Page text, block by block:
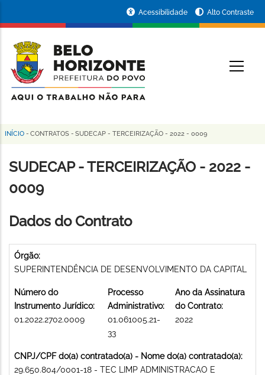
conteúdo
principal
da
Prefeitura
de
Horizonte
Acessibilidade Alto Contraste
Trilha
de
navegação
INÍCIO - CONTRATOS - SUDECAP - TERCEIRIZAÇÃO - 2022 - 0009
SUDECAP - TERCEIRIZAÇÃO - 2022 -
0009
Dados do Contrato
Órgão:
SUPERINTENDÊNCIA DE DESENVOLVIMENTO DA CAPITAL
Número do
Instrumento Jurídico:
01.2022.2702.0009
Processo
Administrativo:
01.061005.21-
33
Ano da Assinatura
do Contrato:
2022
CNPJ/CPF do(a) contratado(a) - Nome do(a) contratado(a):
29.650.804/0001-18 - TEC LIMP ADMINISTRACAO E